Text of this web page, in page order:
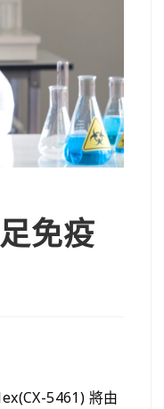
免疫
5461) 將由